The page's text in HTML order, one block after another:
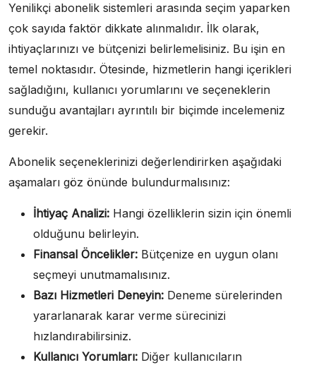
Yenilikçi abonelik sistemleri arasında seçim yaparken
çok sayıda faktör dikkate alınmalıdır. İlk olarak,
ihtiyaçlarınızı ve bütçenizi belirlemelisiniz. Bu işin en
temel noktasıdır. Ötesinde, hizmetlerin hangi içerikleri
sağladığını, kullanıcı yorumlarını ve seçeneklerin
sunduğu avantajları ayrıntılı bir biçimde incelemeniz
gerekir.
Abonelik seçeneklerinizi değerlendirirken aşağıdaki
aşamaları göz önünde bulundurmalısınız:
İhtiyaç Analizi: Hangi özelliklerin sizin için önemli
olduğunu belirleyin.
Finansal Öncelikler: Bütçenize en uygun olanı
seçmeyi unutmamalısınız.
Bazı Hizmetleri Deneyin: Deneme sürelerinden
yararlanarak karar verme sürecinizi
hızlandırabilirsiniz.
Kullanıcı Yorumları: Diğer kullanıcıların